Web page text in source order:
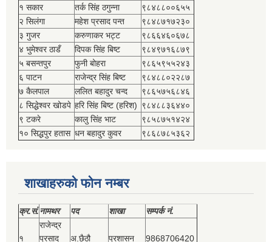
१ सकार
तर्क सिंह ठगुन्‍ना
९८४८८००६५५
२ सिलंगा
महेश प्रसाद पन्त
९८४८७१७२३०
३ गुजर
करुणाकर भट्ट
९८६६४६०६७८
४ भुमेश्‍वर ठाडँ
दिपक सिंह बिष्‍ट
९८४९७१६८७९
५ बसन्तपुर
फुनी बोहरा
९८६५९५५२४३
६ पाटन
राजेन्द्र सिंह बिष्‍ट
९८४८८०२२८७
७ कैलपाल
ललित बहादुर चन्द
९८६५७५६८४६
८ सिद्धेश्‍वर खोडपे हरि सिंह बिष्‍ट (हरिश) ९८४८८३६४४०
९ टकरे
कालु सिंह भाट
९८५८७५१४२४
१० सिद्धपुर हतास धन बहादुर कुवर ९८६८७८५३६२
शाखाहरुको फोन नम्बर
क्र.सं.नामथर पद शाखा सम्‍पर्क नं.
१
राजेन्द्र
प्रसाद
अ.छैठौ प्रशासन 9868706420